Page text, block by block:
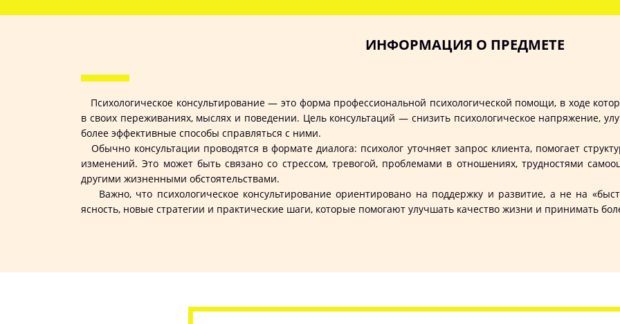
ИНФОРМАЦИЯ О ПРЕДМЕТЕ
Психологическое консультирование — это форма профессиональной психологической помощи, в ходе
в своих переживаниях, мыслях и поведении. Цель консультаций — снизить психологическое напряжение,
более эффективные способы справляться с ними.
Обычно консультации проводятся в формате диалога: психолог уточняет запрос клиента, помогает
изменений. Это может быть связано со стрессом, тревогой, проблемами в отношениях, трудностями
другими жизненными обстоятельствами.
Важно, что психологическое консультирование ориентировано на поддержку и развитие, а не на
ясность, новые стратегии и практические шаги, которые помогают улучшать качество жизни и принимать